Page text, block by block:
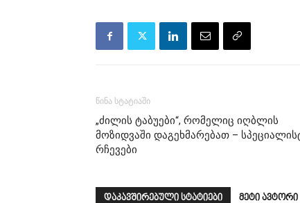
წინა სტატიაში
„ძილის ტაბუები“, რომელიც იღბლის
მოზიდვაში დაგეხმარებათ –
რჩევები
დაკავშირებული სტატიები მეტი ავტორი